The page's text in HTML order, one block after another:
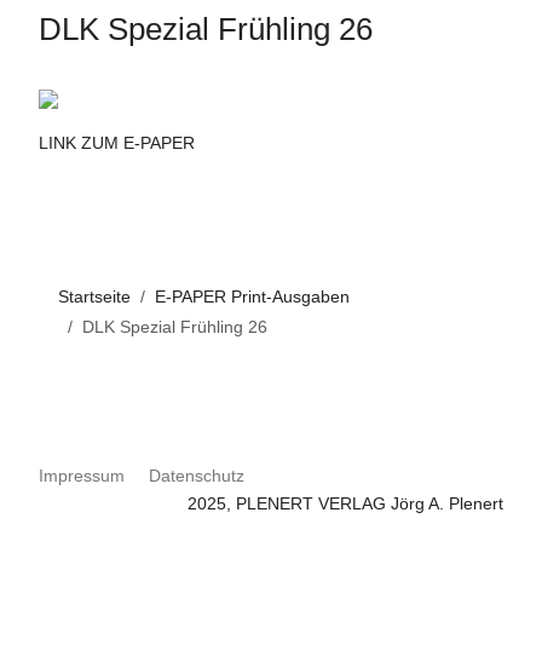
DLK Spezial Frühling 26
LINK ZUM E-PAPER
Startseite
E-PAPER Print-Ausgaben
DLK Spezial Frühling 26
Impressum
Datenschutz
2025, PLENERT VERLAG Jörg A. Plenert